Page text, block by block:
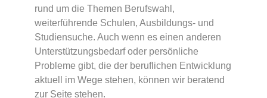
rund um die Themen Berufswahl,
weiterführende Schulen, Ausbildungs- und
Studiensuche. Auch wenn es einen anderen
Unterstützungsbedarf oder persönliche
Probleme gibt, die der beruflichen Entwicklung
aktuell im Wege stehen, können wir beratend
zur Seite stehen.